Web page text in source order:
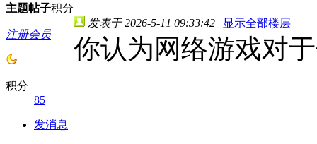
主题帖子积分
注册会员
积分
85
发消息
发表于 2026-5-11 09:33:42 | 显示全部楼层
你认为网络游戏对